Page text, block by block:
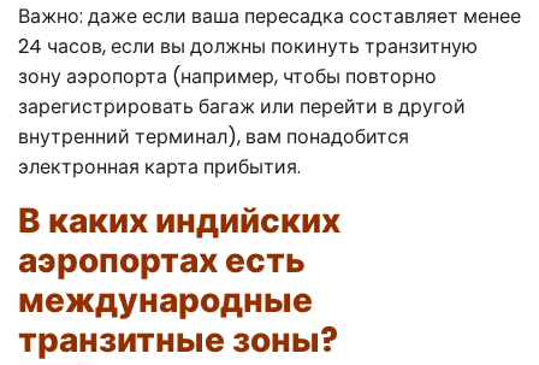
Важно: даже если ваша пересадка составляет менее
24 часов, если вы должны покинуть транзитную
зону аэропорта (например, чтобы повторно
зарегистрировать багаж или перейти в другой
внутренний терминал), вам понадобится
электронная карта прибытия.
В каких индийских
аэропортах есть
международные
транзитные зоны?